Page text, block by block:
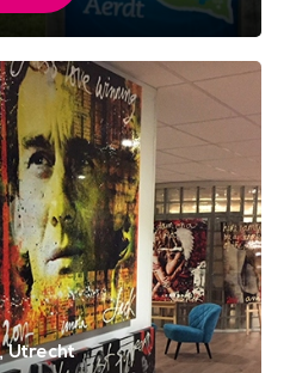
Utrecht